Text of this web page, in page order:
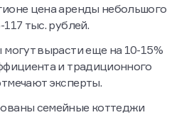
цена аренды небольшого
тыс. рублей.
вырасти еще на 10-15%
и традиционного
эксперты.
семейные коттеджи